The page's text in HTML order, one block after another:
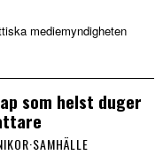
mediemyndigheten
som helst duger
·SAMHÄLLE